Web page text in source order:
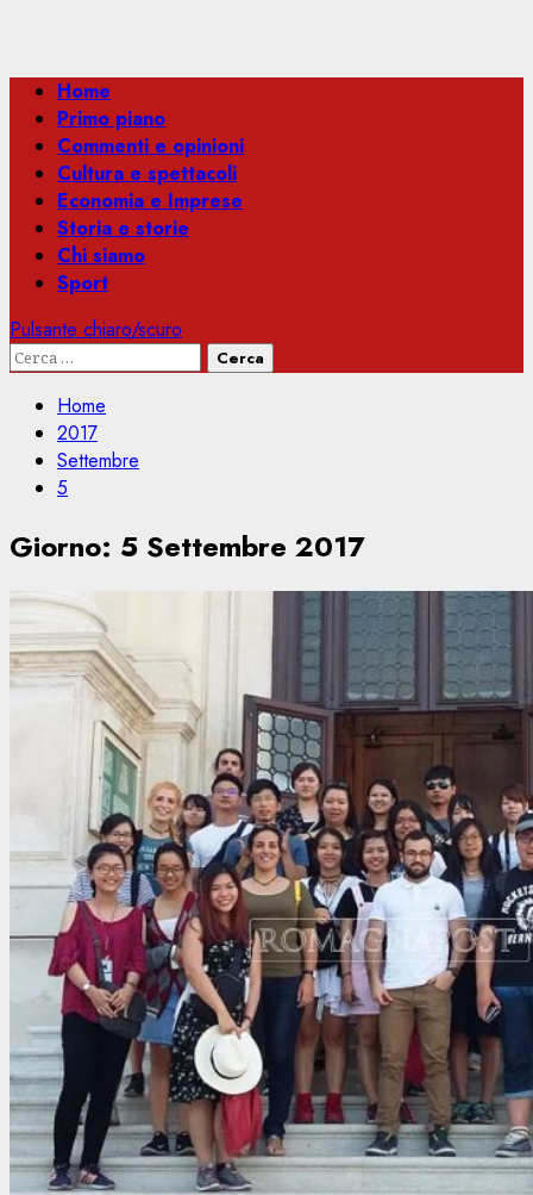
Menu
principale
Home
Primo piano
Commenti e opinioni
Cultura e spettacoli
Economia e Imprese
Storia e storie
Chi siamo
Sport
Pulsante chiaro/scuro
Ricerca
Home
2017
Settembre
5
Giorno: 5 Settembre 2017